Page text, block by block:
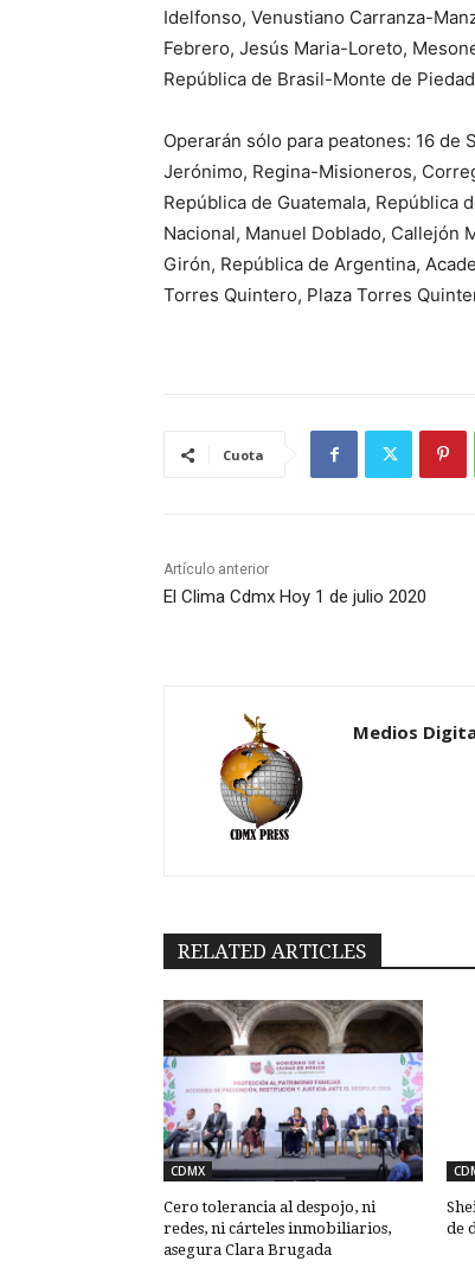
Idelfonso, Venustiano Carranza-
Febrero, Jesús Maria-Loreto,
República de Brasil-Monte de
Operarán sólo para peatones: 16 de
Jerónimo, Regina-Misioneros,
República de Guatemala, República
Nacional, Manuel Doblado, Callejón
Girón, República de Argentina,
Torres Quintero, Plaza Torres
Cuota
Artículo anterior
El Clima Cdmx Hoy 1 de julio 2020
Medios
RELATED ARTICLES
CDMX
Cero tolerancia al despojo, ni
redes, ni cárteles inmobiliarios,
asegura Clara Brugada
de